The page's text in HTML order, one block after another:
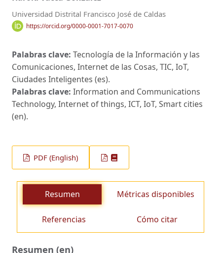
Universidad Distrital Francisco José de Caldas
https://orcid.org/0000-0001-7017-0070
Palabras clave: Tecnología de la Información y las
Comunicaciones, Internet de las Cosas, TIC, IoT,
Ciudades Inteligentes (es).
Palabras clave: Information and Communications
Technology, Internet of things, ICT, IoT, Smart cities
(en).
PDF (English)
Resumen Métricas disponibles
Referencias Cómo citar
Resumen (en)